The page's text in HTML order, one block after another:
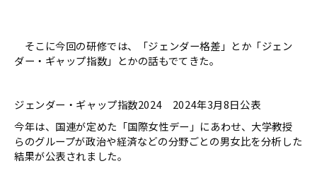
そこに今回の研修では、「ジェンダー格差」とか「ジェン
ダー・ギャップ指数」とかの話もでてきた。
ジェンダー・ギャップ指数2024 2024年3月8日公表
今年は、国連が定めた「国際女性デー」にあわせ、大学教授
らのグループが政治や経済などの分野ごとの男女比を分析した
結果が公表されました。